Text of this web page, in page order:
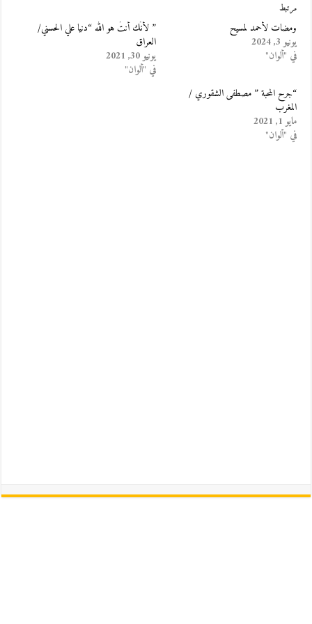
مرتبط
ومضات لأحمد لمسيح
يونيو 3, 2024
في "ألوان"
” لأَنَك أَنتَ هو الله “دنيا علي الحسني/
العراق
يونيو 30, 2021
في "ألوان"
“جرح المحبة ” مصطفى الشقوري /
المغرب
مايو 1, 2021
في "ألوان"